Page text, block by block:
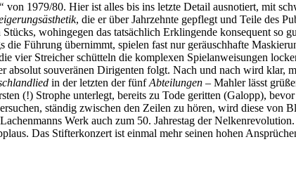
von 1979/80. Hier ist alles bis ins letzte Detail ausnotiert, mit
, die er über Jahrzehnte gepflegt und Teile des
Stücks, wohingegen das tatsächlich Erklingende konsequent so
Führung übernimmt, spielen fast nur geräuschhafte
vier Streicher schütteln die komplexen Spielanweisungen
absolut souveränen Dirigenten folgt. Nach und nach wird
in der letzten der fünfAbteilungen – Mahler lässt
(!) Strophe unterlegt, bereits zu Tode geritten (Galopp),
ständig zwischen den Zeilen zu hören, wird diese von
Werk auch zum 50. Jahrestag der
Das Stifterkonzert ist einmal mehr seinen hohen